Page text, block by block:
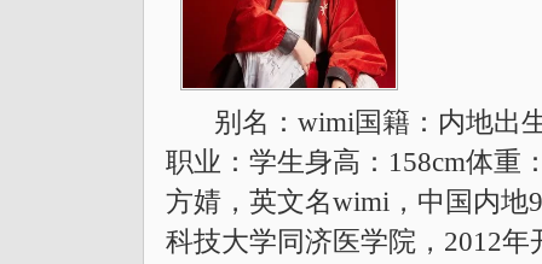
别名：wimi国籍：内地出
职业：学生身高：158cm体重
方婧，英文名wimi，中国内地
科技大学同济医学院，2012